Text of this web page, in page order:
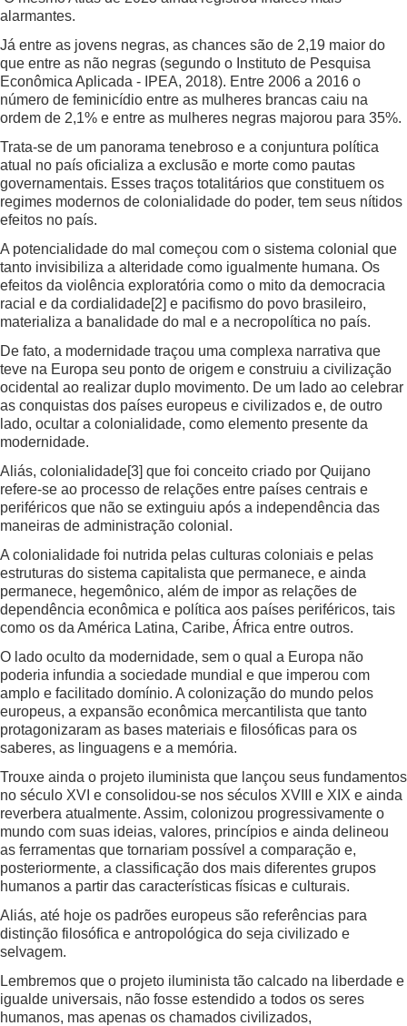
alarmantes.
Já entre as jovens negras, as chances são de 2,19 maior do
que entre as não negras (segundo o Instituto de Pesquisa
Econômica Aplicada - IPEA, 2018). Entre 2006 a 2016 o
número de feminicídio entre as mulheres brancas caiu na
ordem de 2,1% e entre as mulheres negras majorou para 35%.
Trata-se de um panorama tenebroso e a conjuntura política
atual no país oficializa a exclusão e morte como pautas
governamentais. Esses traços totalitários que constituem os
regimes modernos de colonialidade do poder, tem seus nítidos
efeitos no país.
A potencialidade do mal começou com o sistema colonial que
tanto invisibiliza a alteridade como igualmente humana. Os
efeitos da violência exploratória como o mito da democracia
racial e da cordialidade[2] e pacifismo do povo brasileiro,
materializa a banalidade do mal e a necropolítica no país.
De fato, a modernidade traçou uma complexa narrativa que
teve na Europa seu ponto de origem e construiu a civilização
ocidental ao realizar duplo movimento. De um lado ao celebrar
as conquistas dos países europeus e civilizados e, de outro
lado, ocultar a colonialidade, como elemento presente da
modernidade.
Aliás, colonialidade[3] que foi conceito criado por Quijano
refere-se ao processo de relações entre países centrais e
periféricos que não se extinguiu após a independência das
maneiras de administração colonial.
A colonialidade foi nutrida pelas culturas coloniais e pelas
estruturas do sistema capitalista que permanece, e ainda
permanece, hegemônico, além de impor as relações de
dependência econômica e política aos países periféricos, tais
como os da América Latina, Caribe, África entre outros.
O lado oculto da modernidade, sem o qual a Europa não
poderia infundia a sociedade mundial e que imperou com
amplo e facilitado domínio. A colonização do mundo pelos
europeus, a expansão econômica mercantilista que tanto
protagonizaram as bases materiais e filosóficas para os
saberes, as linguagens e a memória.
Trouxe ainda o projeto iluminista que lançou seus fundamentos
no século XVI e consolidou-se nos séculos XVIII e XIX e ainda
reverbera atualmente. Assim, colonizou progressivamente o
mundo com suas ideias, valores, princípios e ainda delineou
as ferramentas que tornariam possível a comparação e,
posteriormente, a classificação dos mais diferentes grupos
humanos a partir das características físicas e culturais.
Aliás, até hoje os padrões europeus são referências para
distinção filosófica e antropológica do seja civilizado e
selvagem.
Lembremos que o projeto iluminista tão calcado na liberdade e
igualde universais, não fosse estendido a todos os seres
humanos, mas apenas os chamados civilizados,